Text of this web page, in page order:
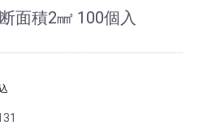
面積2㎟ 100個入